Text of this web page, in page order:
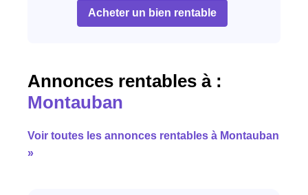
Acheter un bien rentable
Annonces rentables à :
Montauban
Voir toutes les annonces rentables à Montauban
»